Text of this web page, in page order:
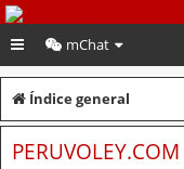
PeruVoley.com
mChat
Índice general